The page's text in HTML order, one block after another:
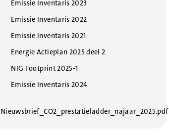
Emissie Inventaris 2023
Emissie Inventaris 2022
Emissie Inventaris 2021
Energie Actieplan 2025 deel 2
NIG Footprint 2025-1
Emissie Inventaris 2024
Nieuwsbrief_CO2_prestatieladder_najaar_2025.pdf